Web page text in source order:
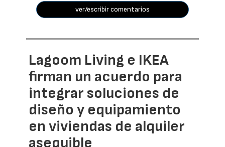
ver/escribir comentarios
Lagoom Living e IKEA
firman un acuerdo para
integrar soluciones de
diseño y equipamiento
en viviendas de alquiler
asequible